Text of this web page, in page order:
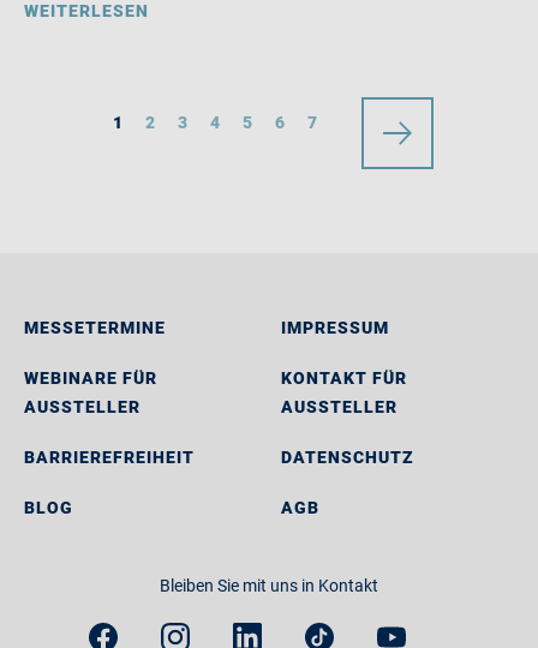
WEITERLESEN
1 2 3 4 5 6 7
MESSETERMINE
WEBINARE FÜR
AUSSTELLER
BARRIEREFREIHEIT
BLOG
IMPRESSUM
KONTAKT FÜR
AUSSTELLER
DATENSCHUTZ
AGB
Bleiben Sie mit uns in Kontakt